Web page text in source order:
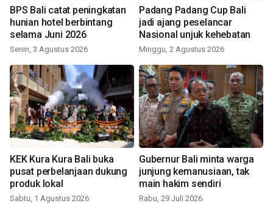
BPS Bali catat peningkatan
hunian hotel berbintang
selama Juni 2026
Senin, 3 Agustus 2026
Padang Padang Cup Bali
jadi ajang peselancar
Nasional unjuk kehebatan
Minggu, 2 Agustus 2026
KEK Kura Kura Bali buka
pusat perbelanjaan dukung
produk lokal
Sabtu, 1 Agustus 2026
Gubernur Bali minta warga
junjung kemanusiaan, tak
main hakim sendiri
Rabu, 29 Juli 2026